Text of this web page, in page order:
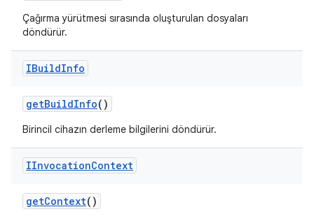
Çağırma yürütmesi sırasında oluşturulan dosyaları
döndürür.
IBuildInfo
getBuildInfo()
Birincil cihazın derleme bilgilerini döndürür.
IInvocationContext
getContext()